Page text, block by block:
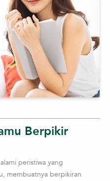
Berpikir
peristiwa yang
membuatnya berpikiran